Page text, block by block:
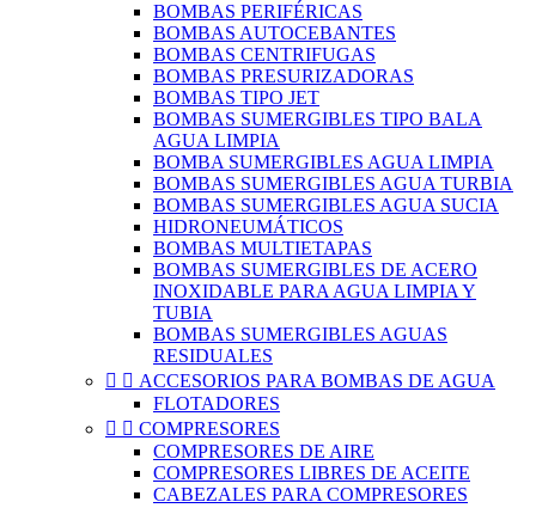
BOMBAS PERIFÉRICAS
BOMBAS AUTOCEBANTES
BOMBAS CENTRIFUGAS
BOMBAS PRESURIZADORAS
BOMBAS TIPO JET
BOMBAS SUMERGIBLES TIPO BALA
AGUA LIMPIA
BOMBA SUMERGIBLES AGUA LIMPIA
BOMBAS SUMERGIBLES AGUA TURBIA
BOMBAS SUMERGIBLES AGUA SUCIA
HIDRONEUMÁTICOS
BOMBAS MULTIETAPAS
BOMBAS SUMERGIBLES DE ACERO
INOXIDABLE PARA AGUA LIMPIA Y
TUBIA
BOMBAS SUMERGIBLES AGUAS
RESIDUALES
  ACCESORIOS PARA BOMBAS DE AGUA
FLOTADORES
  COMPRESORES
COMPRESORES DE AIRE
COMPRESORES LIBRES DE ACEITE
CABEZALES PARA COMPRESORES